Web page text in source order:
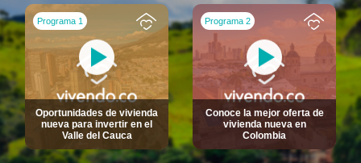
Programa 1
Oportunidades de vivienda
nueva para invertir en el
Valle del Cauca
Programa 2
Conoce la mejor oferta de
vivienda nueva en
Colombia